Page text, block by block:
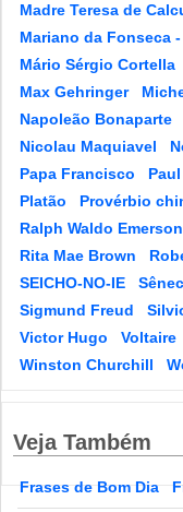
Madre Teresa de
Mariano da Fonseca
Mário Sérgio Cortella
Max Gehringer
Napoleão Bonaparte
Nicolau Maquiavel
Papa Francisco
Platão
Provérbio
Ralph Waldo Emerson
Rita Mae Brown
SEICHO-NO-IE
Sigmund Freud
Victor Hugo
Voltaire
Winston Churchill
Veja Também
Frases de Bom Dia